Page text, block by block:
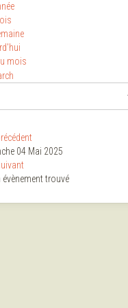
mois
04 Mai 2025
évènement trouvé